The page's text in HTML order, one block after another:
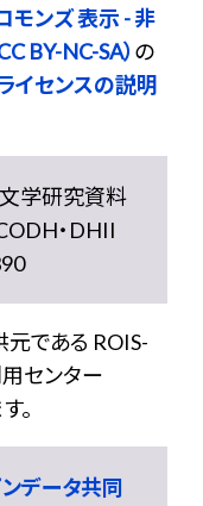
モンズ 表示 - 非
BY-NC-SA） の
イセンスの説明
文学研究資料
・DHII
である ROIS-
センター
。
データ共同